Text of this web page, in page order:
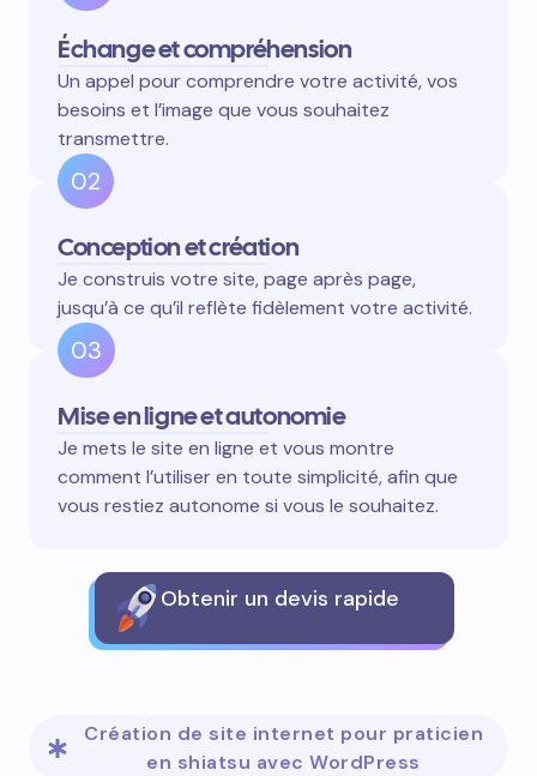
Échange et compréhension
Un appel pour comprendre votre activité, vos
besoins et l’image que vous souhaitez
transmettre.
02
Conception et création
Je construis votre site, page après page,
jusqu’à ce qu’il reflète fidèlement votre activité.
03
Mise en ligne et autonomie
Je mets le site en ligne et vous montre
comment l’utiliser en toute simplicité, afin que
vous restiez autonome si vous le souhaitez.
Obtenir un devis rapide
Création de site internet pour praticien
en shiatsu avec WordPress